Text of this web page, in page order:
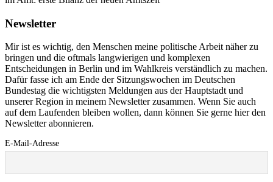
Newsletter
Mir ist es wichtig, den Menschen meine politische Arbeit näher zu
bringen und die oftmals langwierigen und komplexen
Entscheidungen in Berlin und im Wahlkreis verständlich zu machen.
Dafür fasse ich am Ende der Sitzungswochen im Deutschen
Bundestag die wichtigsten Meldungen aus der Hauptstadt und
unserer Region in meinem Newsletter zusammen. Wenn Sie auch
auf dem Laufenden bleiben wollen, dann können Sie gerne hier den
Newsletter abonnieren.
E-Mail-Adresse